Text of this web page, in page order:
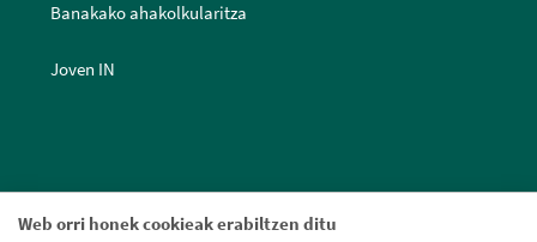
Web orri honek cookieak erabiltzen ditu
Banakako ahakolkularitza
Joven IN